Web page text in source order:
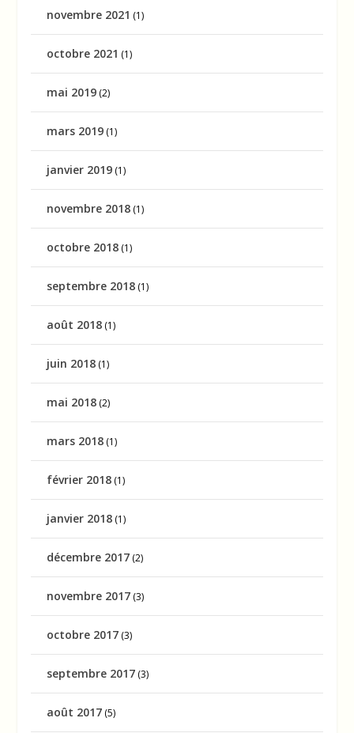
novembre 2021 (1)
octobre 2021 (1)
mai 2019 (2)
mars 2019 (1)
janvier 2019 (1)
novembre 2018 (1)
octobre 2018 (1)
septembre 2018 (1)
août 2018 (1)
juin 2018 (1)
mai 2018 (2)
mars 2018 (1)
février 2018 (1)
janvier 2018 (1)
décembre 2017 (2)
novembre 2017 (3)
octobre 2017 (3)
septembre 2017 (3)
août 2017 (5)